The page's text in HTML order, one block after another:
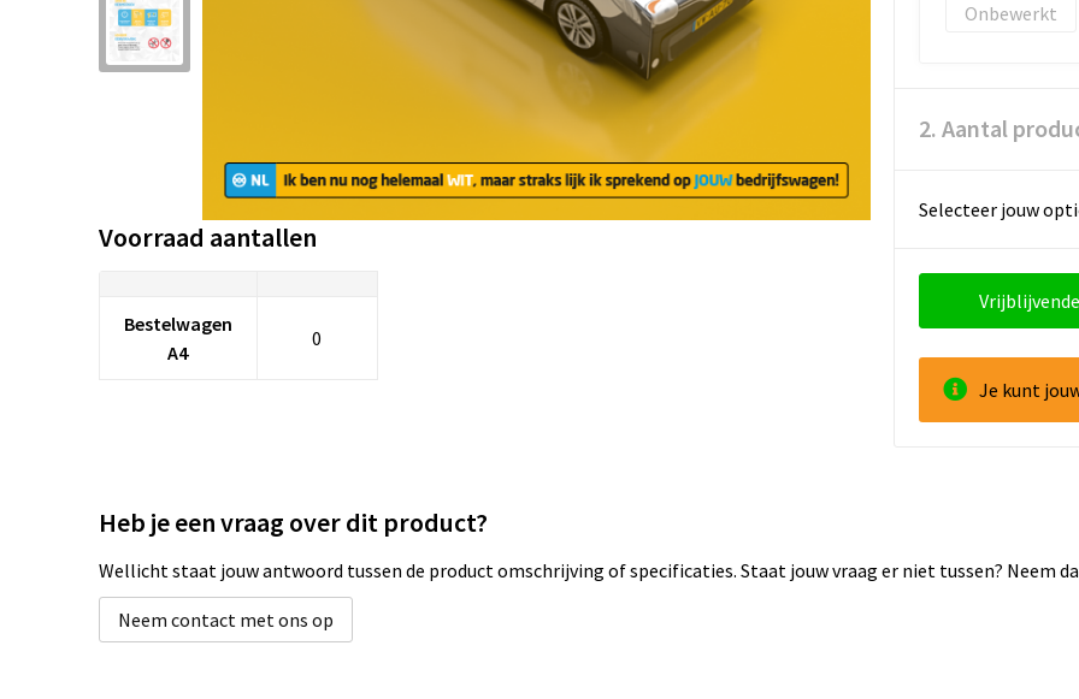
Voorraad aantallen
Bestelwagen
A4
0
Onbewerkt
2. Aantal
Selecteer jouw
Je kunt
Heb je een vraag over dit product?
Wellicht staat jouw antwoord tussen de product omschrijving of specificaties. Staat jouw vraag er niet tussen? Neem
Neem contact met ons op